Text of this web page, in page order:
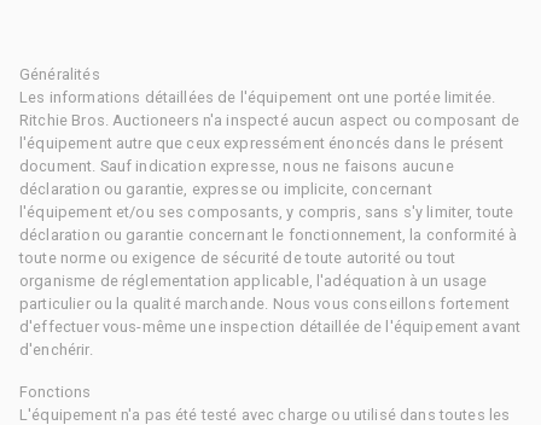
Généralités
Les informations détaillées de l'équipement ont une portée limitée.
Ritchie Bros. Auctioneers n'a inspecté aucun aspect ou composant de
l'équipement autre que ceux expressément énoncés dans le présent
document. Sauf indication expresse, nous ne faisons aucune
déclaration ou garantie, expresse ou implicite, concernant
l'équipement et/ou ses composants, y compris, sans s'y limiter, toute
déclaration ou garantie concernant le fonctionnement, la conformité à
toute norme ou exigence de sécurité de toute autorité ou tout
organisme de réglementation applicable, l'adéquation à un usage
particulier ou la qualité marchande. Nous vous conseillons fortement
d'effectuer vous-même une inspection détaillée de l'équipement avant
d'enchérir.
Fonctions
L'équipement n'a pas été testé avec charge ou utilisé dans toutes les